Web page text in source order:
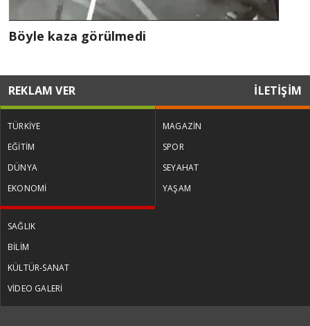
Böyle kaza görülmedi
REKLAM VER İLETİŞİM
TÜRKİYE
EĞİTİM
DÜNYA
EKONOMİ
MAGAZİN
SPOR
SEYAHAT
YAŞAM
SAĞLIK
BİLİM
KÜLTÜR-SANAT
VİDEO GALERİ